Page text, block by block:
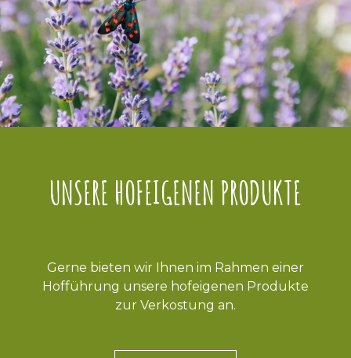
UNSERE HOFEIGENEN PRODUKTE
Gerne bieten wir Ihnen im Rahmen einer
Hofführung unsere hofeigenen Produkte
zur Verkostung an.